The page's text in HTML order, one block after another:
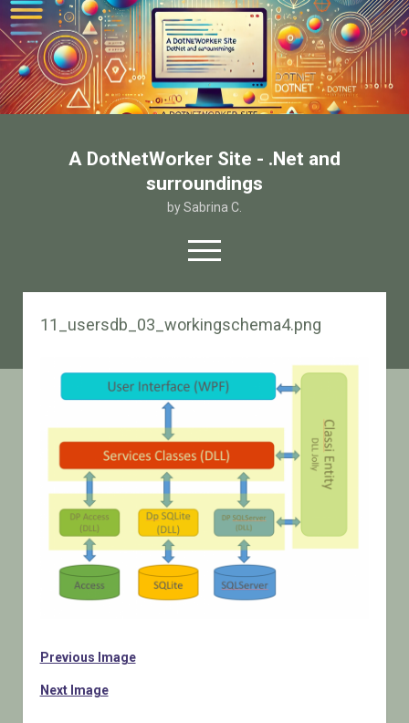
A DotNetWorker Site - .Net and
surroundings
by Sabrina C.
open
menu
twitterfacebook
email-form
Chi sono
Contatto
11_usersdb_03_workingschema4.png
Previous Image
Next Image